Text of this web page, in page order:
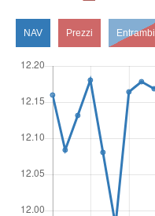
NAV Prezzi Entrambi